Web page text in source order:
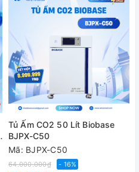
Tủ Ấm CO2 50 Lít Biobase
BJPX-C50
Mã: BJPX-C50
64.000.000₫ - 16%